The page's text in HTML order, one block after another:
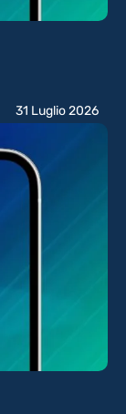
31 Luglio 2026